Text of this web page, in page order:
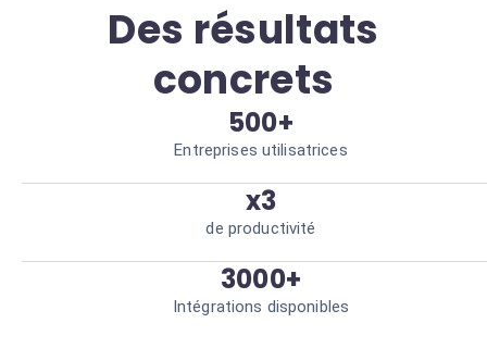
Des résultats
concrets
500+
Entreprises utilisatrices
x3
de productivité
3000+
Intégrations disponibles